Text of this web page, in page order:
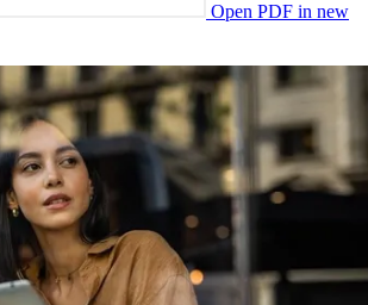
Open PDF in new